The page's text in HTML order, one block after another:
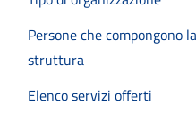
Persone che compongono la
struttura
Elenco servizi offerti